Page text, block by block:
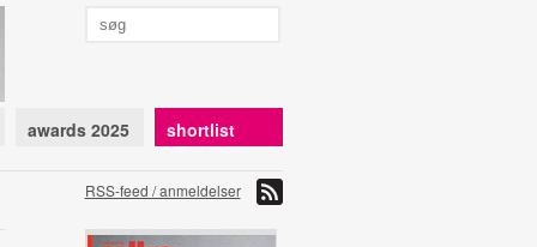
awards 2025 shortlist
RSS-feed / anmeldelser